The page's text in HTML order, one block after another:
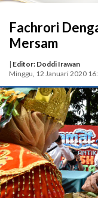
Fachrori
Mersam
| Editor: Doddi Irawan
Minggu, 12 Januari 2020